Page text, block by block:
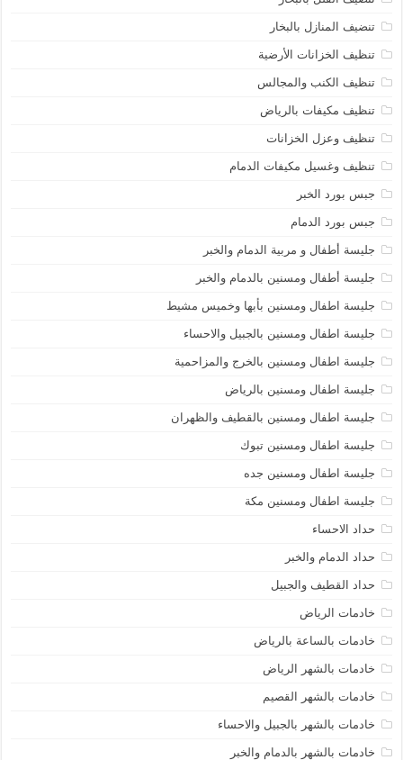
تنضيف المنازل بالبخار
تنظيف الخزانات الأرضية
تنظيف الكنب والمجالس
تنظيف مكيفات بالرياض
تنظيف وعزل الخزانات
تنظيف وغسيل مكيفات الدمام
جبس بورد الخبر
جبس بورد الدمام
جليسة أطفال و مربية الدمام والخبر
جليسة أطفال ومسنين بالدمام والخبر
جليسة اطفال ومسنين بأبها وخميس مشيط
جليسة اطفال ومسنين بالجبيل والاحساء
جليسة اطفال ومسنين بالخرج والمزاحمية
جليسة اطفال ومسنين بالرياض
جليسة اطفال ومسنين بالقطيف والظهران
جليسة اطفال ومسنين تبوك
جليسة اطفال ومسنين جده
جليسة اطفال ومسنين مكة
حداد الاحساء
حداد الدمام والخبر
حداد القطيف والجبيل
خادمات الرياض
خادمات بالساعة بالرياض
خادمات بالشهر الرياض
خادمات بالشهر القصيم
خادمات بالشهر بالجبيل والاحساء
خادمات بالشهر بالدمام والخبر